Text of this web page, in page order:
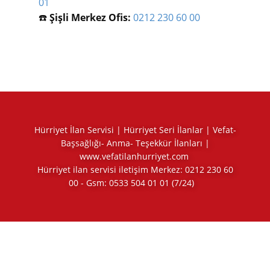
☎️Şişli Merkez Ofis: 0212 230 60 00
Hürriyet İlan Servisi | Hürriyet Seri İlanlar | Vefat-
Başsağlığı- Anma- Teşekkür İlanları |
www.vefatilanhurriyet.com
Hürriyet ilan servisi iletişim Merkez: 0212 230 60
00 - Gsm: 0533 504 01 01 (7/24)